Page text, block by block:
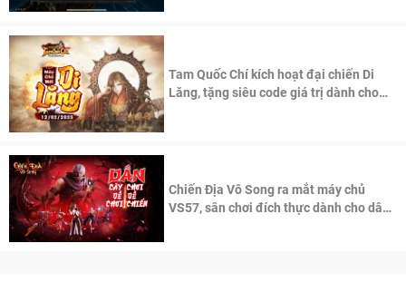
Tam Quốc Chí kích hoạt đại chiến Di
Lăng, tặng siêu code giá trị dành cho
Chiến Địa Vô Song ra mắt máy chủ
VS57, sân chơi đích thực dành cho dân